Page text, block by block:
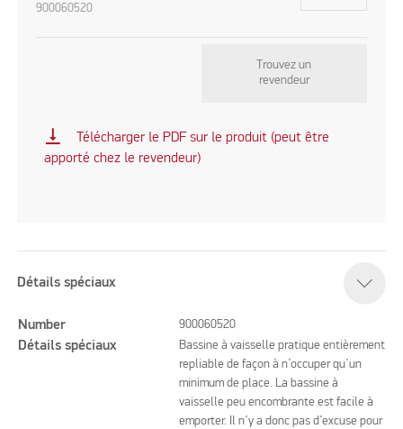
900060520
Trouvez un
revendeur
vertical_align_bottom
Télécharger le PDF sur le produit (peut être
apporté chez le revendeur)
Détails spéciaux
Number 900060520
Détails spéciaux
Bassine à vaisselle pratique entièrement
repliable de façon à n’occuper qu’un
minimum de place. La bassine à
vaisselle peu encombrante est facile à
emporter. Il n’y a donc pas d’excuse pour